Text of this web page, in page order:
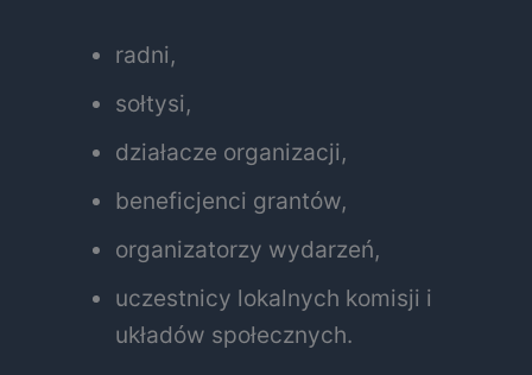
radni,
sołtysi,
działacze organizacji,
beneficjenci grantów,
organizatorzy wydarzeń,
uczestnicy lokalnych komisji i
układów społecznych.